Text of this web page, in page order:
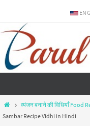
व्यंजन बनाने की विधियाँ Food
Sambar Recipe Vidhi in Hindi